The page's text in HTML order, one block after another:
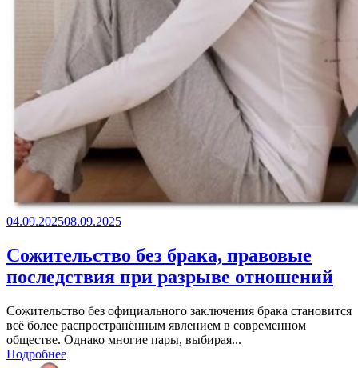
04.09.202508.09.2025
Сожительство без брака, правовые
последствия при разрыве отношений
Сожительство без официального заключения брака становится
всё более распространённым явлением в современном
обществе. Однако многие пары, выбирая...
Подробнее